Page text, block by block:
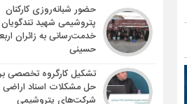
حضور شبانه‌روزی کارکنان
پتروشیمی شهید
خدمت‌رسانی به زائران
حسینی
تشکیل کارگروه تخصصی
حل مشکلات اسناد اراضی
شرکت‌های پتروشیمی